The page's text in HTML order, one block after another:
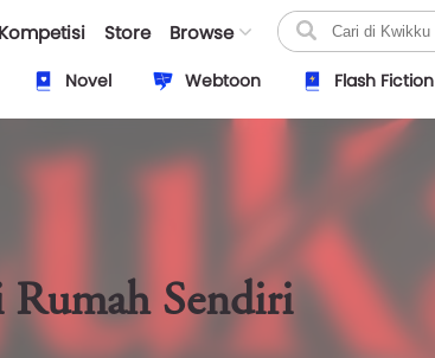
Kompetisi Store Browse
Novel Webtoon Flash Fiction
Rumah Sendiri